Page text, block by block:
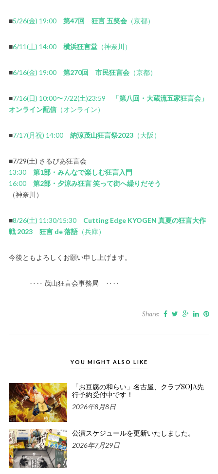
■5/26(金) 19:00 第47回 狂言 五笑会（京都）
■6/11(土) 14:00 横浜狂言堂（神奈川）
■6/16(金) 19:00 第270回 市民狂言会（京都）
■7/16(日) 10:00〜7/22(土)23:59
「第八回・大蔵流五家狂言会」
オンライン配信（オンライン）
■7/17(月祝) 14:00 納涼茂山狂言祭2023（大阪）
■7/29(土) さるびあ狂言会
13:30 第1部・みんなで楽しむ狂言入門
16:00 第2部・夕涼み狂言 笑って街へ繰りだそう
（神奈川）
■8/26(土) 11:30/15:30 Cutting Edge KYOGEN 真夏の狂言大作
戦 2023 狂言 de 落語（兵庫）
今後ともよろしくお願い申し上げます。
‥‥ 茂山狂言会事務局 ‥‥
Share:
YOU MIGHT ALSO LIKE
「お豆腐の和らい」名古屋、クラブSOJA先
行予約受付中です！
2026年8月8日
公演スケジュールを更新いたしました。
2026年7月29日